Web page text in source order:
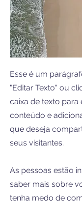
Esse é um
"Editar Texto" ou
caixa de texto para
conteúdo e
que deseja
seus visitantes.
As pessoas estão
saber mais sobre
tenha medo de